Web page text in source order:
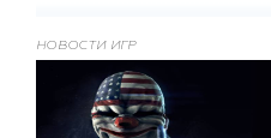
НОВОСТИ ИГР